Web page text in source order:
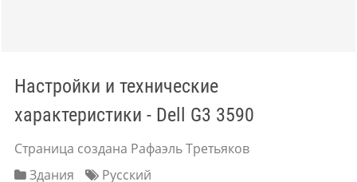
Настройки и технические
характеристики - Dell G3 3590
Страница создана Рафаэль Третьяков
Здания
Русский